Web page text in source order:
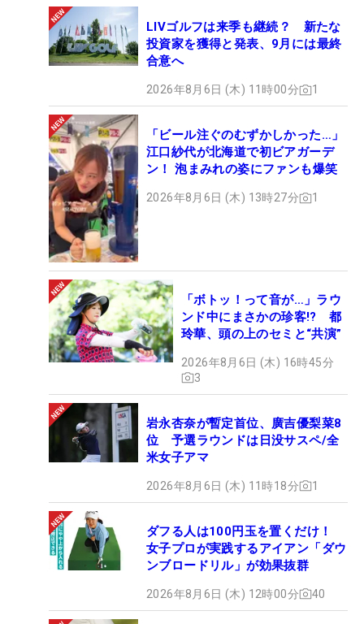
LIVゴルフは来季も継続？ 新たな
投資家を獲得と発表、9月には最終
合意へ
2026年8月6日 (木) 11時00分 1
「ビール注ぐのむずかしかった…」
江口紗代が北海道で初ビアガーデ
ン！ 泡まみれの姿にファンも爆笑
2026年8月6日 (木) 13時27分 1
「ボトッ！って音が…」ラウ
ンド中にまさかの珍客!? 都
玲華、頭の上のセミと“共演”
2026年8月6日 (木) 16時45分
3
岩永杏奈が暫定首位、廣吉優梨菜8
位 予選ラウンドは日没サスペ/全
米女子アマ
2026年8月6日 (木) 11時18分 1
ダフる人は100円玉を置くだけ！
女子プロが実践するアイアン「ダウ
ンブロードリル」が効果抜群
2026年8月6日 (木) 12時00分 40